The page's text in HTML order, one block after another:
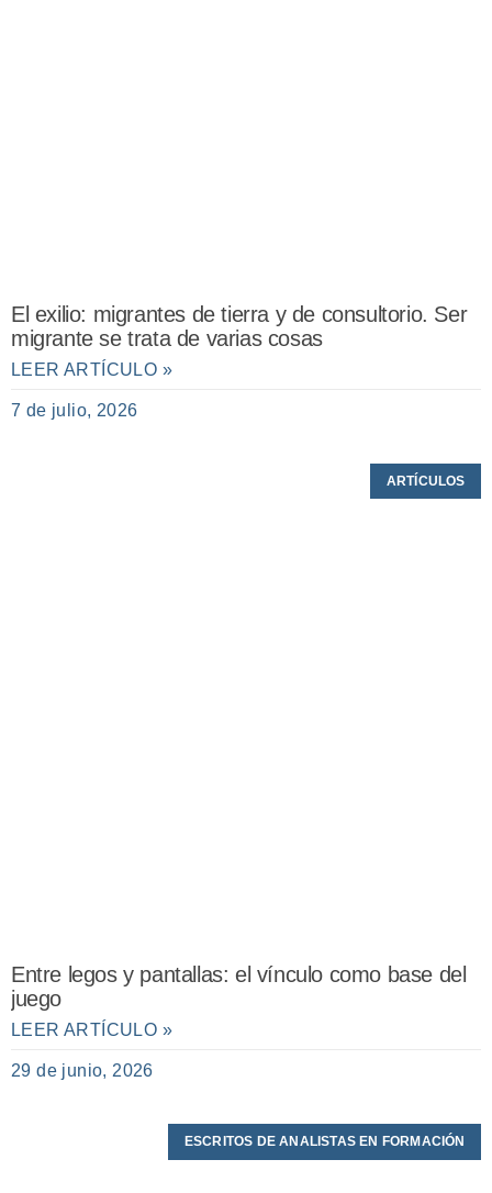
El exilio: migrantes de tierra y de consultorio. Ser
migrante se trata de varias cosas
LEER ARTÍCULO »
7 de julio, 2026
ARTÍCULOS
Entre legos y pantallas: el vínculo como base del
juego
LEER ARTÍCULO »
29 de junio, 2026
ESCRITOS DE ANALISTAS EN FORMACIÓN